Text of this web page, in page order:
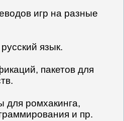
игр на разные
язык.
пакетов для
для ромхакинга,
и пр.